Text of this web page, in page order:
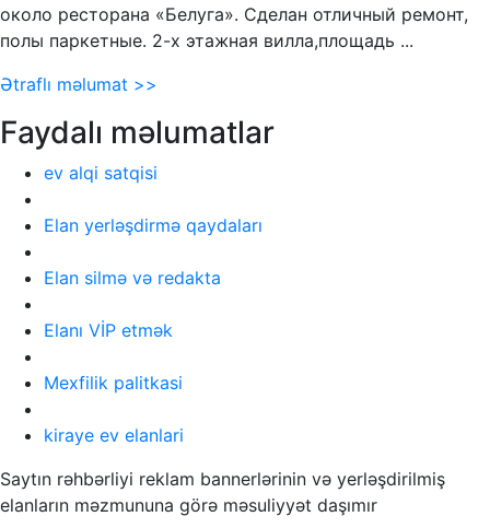
около ресторана «Белуга». Сделан отличный ремонт,
полы паркетные. 2-х этажная вилла,площадь ...
Ətraflı məlumat >>
Faydalı məlumatlar
ev alqi satqisi
Elan yerləşdirmə qaydaları
Elan silmə və redakta
Elanı VİP etmək
Mexfilik palitkasi
kiraye ev elanlari
Saytın rəhbərliyi reklam bannerlərinin və yerləşdirilmiş
elanların məzmununa görə məsuliyyət daşımır